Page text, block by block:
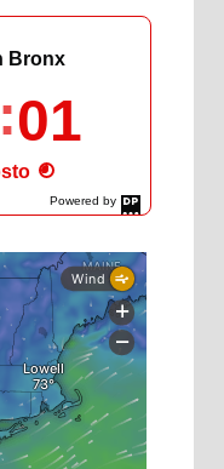
Powered by
DaysPedia.com
Bronx
02